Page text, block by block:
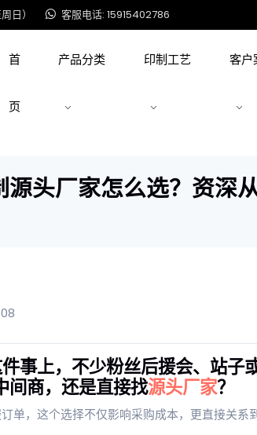
日） 客服电话: 15915402786
首
页
产品分类 印制工艺 客户
源头厂家怎么选？资深
事上，不少粉丝后援会、站子
间商，还是直接找源头厂家？
单，这个选择不仅影响采购成本，更直接关系